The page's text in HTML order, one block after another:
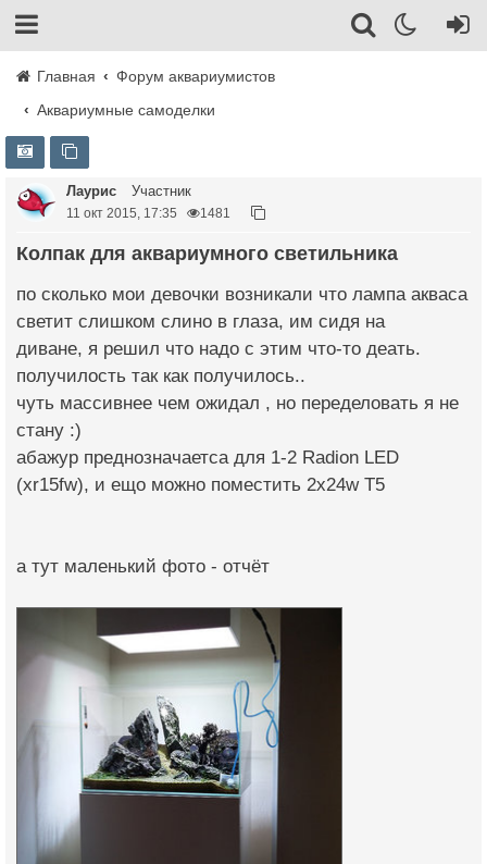
Главная
Форум аквариумистов
Аквариумные самоделки
Лаурис Участник
11 окт 2015, 17:35 1481
Колпак для аквариумного светильника
по сколько мои девочки возникали что лампа акваса
светит слишком слино в глаза, им сидя на
диванe, я решил что надо с этим что-то деать.
получилость так как получилось..
чуть массивнее чем ожидал , но переделовать я не
стану :)
абажур преднозначаетса для 1-2 Radion LED
(xr15fw), и ещо можно поместить 2x24w T5
а тут маленький фото - отчёт